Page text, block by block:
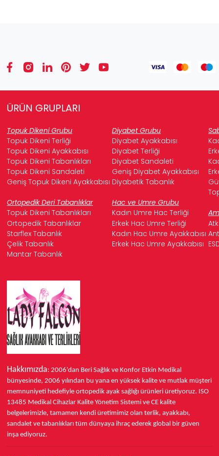
ÜRÜN GRUPLARI
Topuk Dikeni Grubu Diyabet Grubu
Topuk Dikeni Terliği
Diyabet Ayakkabısı
Topuk Dikeni Ayakkabısı
Diyabet Terliği
Topuk Dikeni Tabanlıkları
Diyabet Sandaleti
Topuk Dikeni Sandaleti
Geniş Diyabet Ayakkabısı
Geniş Topuk Dikeni Ayakkabısı Diyabetik Tabanlık
Ortopedik Deri Tabanlıklar
Hac ve Umre Grubu
Topuk Dikeni Tabanlıkları
Kadın Umre Hac Terliği
Ortopedik Tabanlıklar
Erkek Hac Umre Terliği
Starflex Tabanlık
Kadın Hac Umre Ayakkabısı
Çelik Tabanlık
Erkek Hac Umre Ayakkabısı
Mantar Tabanlık
Hakkımızda: 2006'dan Beri Sağlık ve Konfor Etkin Medikal
bünyesinde, 2006 yılından bu yana en yüksek kalite ve mutlak müşteri
memnuniyeti hedefiyle ortopedik ayak sağlığı ürünleri üretiyoruz. ISO
13485 Medikal Cihazlar Kalite Yönetim Sistemi ve CE kalite
belgelerimizle, tamamen kendi üretimimiz olan terlik, ayakkabı,
sandalet ve tabanlıkları tüm dünyaya ihraç ederek global bir güven
inşa ediyoruz.